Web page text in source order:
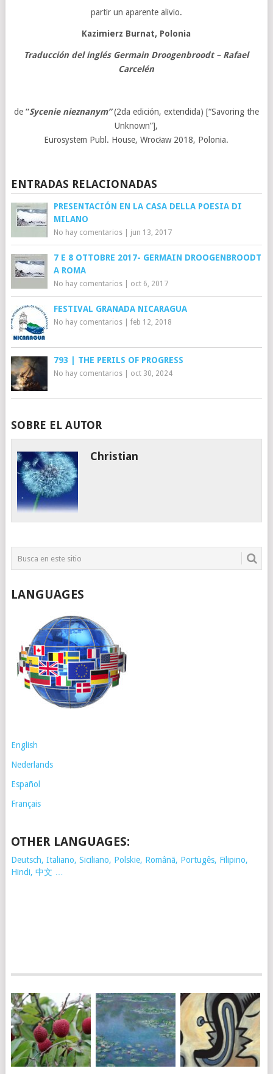
partir un aparente alivio.
Kazimierz Burnat, Polonia
Traducción del inglés Germain Droogenbroodt– Rafael
Carcelén
de “Sycenie nieznanym”(2da edición, extendida) [“Savoring the
Unknown”],
Eurosystem Publ. House, Wrocław 2018, Polonia.
ENTRADAS RELACIONADAS
PRESENTACIÓN EN LA CASA DELLA POESIA DI
MILANO
No hay comentarios| jun 13, 2017
7 E 8 OTTOBRE 2017- GERMAIN DROOGENBROODT
A ROMA
No hay comentarios| oct 6, 2017
FESTIVAL GRANADA NICARAGUA
No hay comentarios| feb 12, 2018
793 | THE PERILS OF PROGRESS
No hay comentarios| oct 30, 2024
SOBRE EL AUTOR
Christian
LANGUAGES
English
Nederlands
Español
Français
OTHER LANGUAGES:
Deutsch, Italiano, Siciliano, Polskie, Românã, Portugês, Filipino,
Hindi, 中文 …